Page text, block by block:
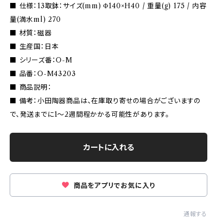
■ 仕様：13取鉢：サイズ(mm) Φ140×H40 / 重量(g) 175 / 内容
量(満水ml) 270
■ 材質：磁器
■ 生産国：日本
■ シリーズ番：O-M
■ 品番：O-M43203
■ 商品説明：
■ 備考：小田陶器商品は、在庫取り寄せの場合がございますの
で、発送までに1〜2週間程かかる可能性があります。
カートに入れる
商品をアプリでお気に入り
通報する